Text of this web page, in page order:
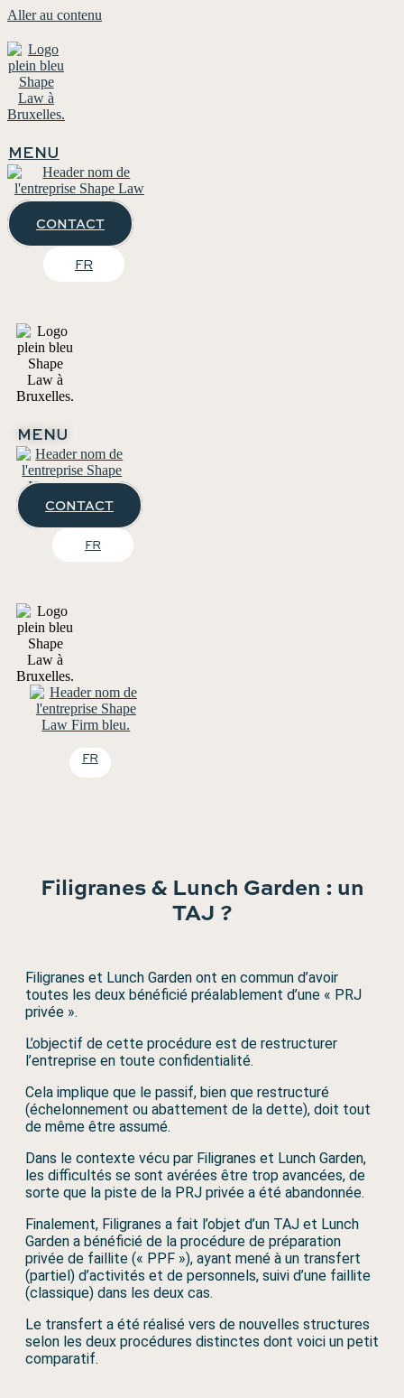
Aller au contenu
MENU
CONTACT
FR
MENU
CONTACT
FR
FR
Filigranes & Lunch Garden : un
TAJ ?
Filigranes et Lunch Garden ont en commun d’avoir
toutes les deux bénéficié préalablement d’une « PRJ
privée ».
L’objectif de cette procédure est de restructurer
l’entreprise en toute confidentialité.
Cela implique que le passif, bien que restructuré
(échelonnement ou abattement de la dette), doit tout
de même être assumé.
Dans le contexte vécu par Filigranes et Lunch Garden,
les difficultés se sont avérées être trop avancées, de
sorte que la piste de la PRJ privée a été abandonnée.
Finalement, Filigranes a fait l’objet d’un TAJ et Lunch
Garden a bénéficié de la procédure de préparation
privée de faillite (« PPF »), ayant mené à un transfert
(partiel) d’activités et de personnels, suivi d’une faillite
(classique) dans les deux cas.
Le transfert a été réalisé vers de nouvelles structures
selon les deux procédures distinctes dont voici un petit
comparatif.